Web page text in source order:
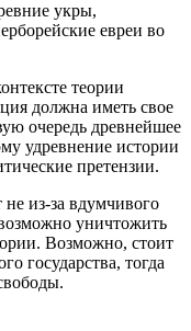
укры,
евреи во
теории
должна иметь свое
очередь древнейшее
удревнение истории
претензии.
из-за вдумчивого
уничтожить
Возможно, стоит
государства, тогда